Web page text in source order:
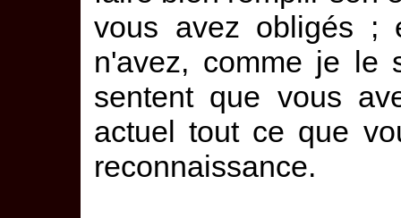
vous avez obligés ;
n'avez, comme je le
sentent que vous
actuel tout ce que
reconnaissance.